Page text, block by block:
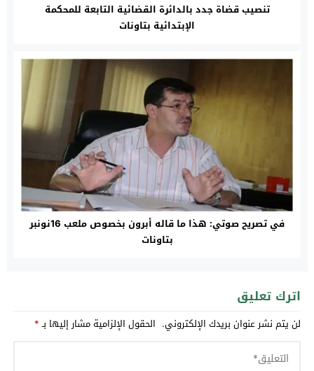
تنصيب قضاة جدد بالدائرة القضائية التابعة للمحكمة
الإبتدائية بتاونات
في تصريح صوتي: هذا ما قاله أبرون بخصوص ملعب 16نونبر
بتاونات
اترك تعليق
لن يتم نشر عنوان بريدك الإلكتروني. الحقول الإلزامية مشار إليها بـ*